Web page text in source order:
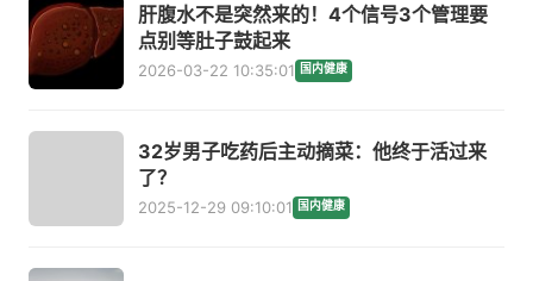
肝腹水不是突然来的！4个信号3个管理要
点别等肚子鼓起来
2026-03-22 10:35:01 国内健康
32岁男子吃药后主动摘菜：他终于活过来
了？
2025-12-29 09:10:01 国内健康